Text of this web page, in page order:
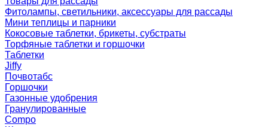
Фитолампы, светильники, аксессуары для рассады
Мини теплицы и парники
Кокосовые таблетки, брикеты, субстраты
Торфяные таблетки и горшочки
Таблетки
Jiffy
Почвотабс
Горшочки
Газонные удобрения
Гранулированные
Compo